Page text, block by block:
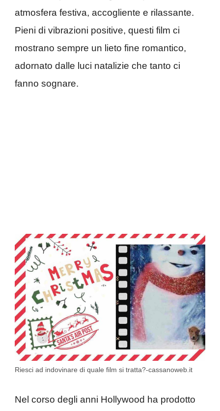
atmosfera festiva, accogliente e rilassante.
Pieni di vibrazioni positive, questi film ci
mostrano sempre un lieto fine romantico,
adornato dalle luci natalizie che tanto ci
fanno sognare.
Riesci ad indovinare di quale film si tratta?-cassanoweb.it
Nel corso degli anni Hollywood ha prodotto